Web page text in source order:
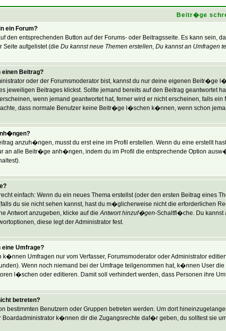
Beitr�ge
ein Forum?
den entsprechenden Button auf der Forums- oder Beitragsseite. Es kann
Seite aufgelistet (die Du kannst neue Themen erstellen, Du kannst an Umfragen
Beitrag?
oder der Forumsmoderator bist, kannst du nur deine eigenen
jeweiligen Beitrages klickst. Sollte jemand bereits auf den Beitrag geantwortet
wenn jemand geantwortet hat, ferner wird er nicht erscheinen, falls
dass normale Benutzer keine Beitr�ge l�schen k�nnen, wenn schon
anzuh�ngen, musst du erst eine im Profil erstellen. Wenn du eine erstellt
alle Beitr�ge anh�ngen, indem du im Profil die entsprechende Option
einfach: Wenn du ein neues Thema erstellst (oder den ersten Beitrag eines
du sie nicht sehen kannst, hast du m�glicherweise nicht die erforderlichen
Antwort anzugeben, klicke auf dieAntwort hinzuf�gen-Schaltfl�che. Du kannst
diese legt der Administrator fest.
Umfrage?
Umfragen nur vom Verfasser, Forumsmoderator oder Administrator
Wenn noch niemand bei der Umfrage teilgenommen hat, k�nnen User
l�schen oder editieren. Damit soll verhindert werden, dass Personen ihre
betreten?
bestimmten Benutzern oder Gruppen betreten werden. Um dort
Boardadministrator k�nnen dir die Zugangsrechte daf�r geben, du solltest sie